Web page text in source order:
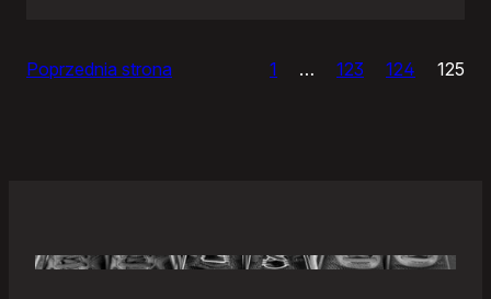
Poprzednia strona 1 … 123 124 125